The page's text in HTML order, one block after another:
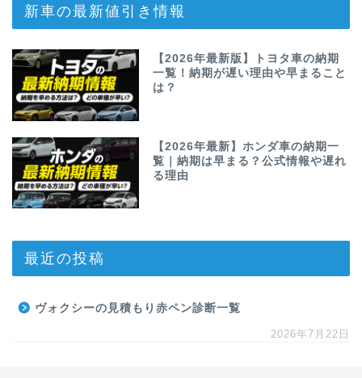
新車の最新値引き情報
【2026年最新版】トヨタ車の納期
一覧！納期が遅い理由や早まること
は？
【2026年最新】ホンダ車の納期一
覧｜納期は早まる？公式情報や遅れ
る理由
最近の投稿
ヴォクシーの見積もり赤ペン診断一覧
2026年7月22日